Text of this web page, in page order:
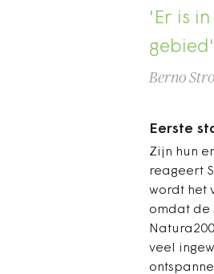
'Er is
gebied'
Berno
Eerste
Zijn hun
reageert
wordt het
omdat de
veel